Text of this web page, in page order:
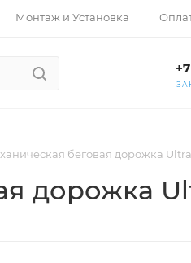
Монтаж и Установка
беговая дорожка
дорожка